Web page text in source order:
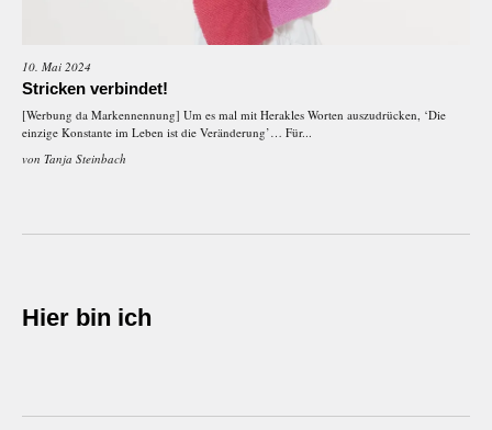
10. Mai 2024
Stricken verbindet!
[Werbung da Markennennung] Um es mal mit Herakles Worten auszudrücken, ‘Die
einzige Konstante im Leben ist die Veränderung’… Für...
von Tanja Steinbach
Hier bin ich